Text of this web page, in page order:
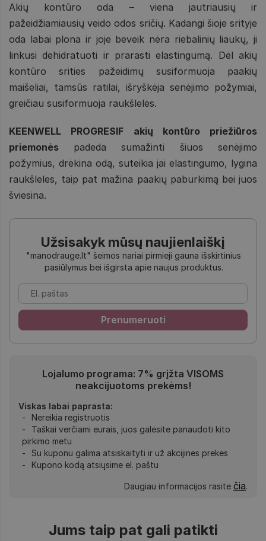
Akių kontūro oda – viena jautriausių ir
pažeidžiamiausių veido odos sričių. Kadangi šioje srityje
oda labai plona ir joje beveik nėra riebalinių liaukų, ji
linkusi dehidratuoti ir prarasti elastingumą. Dėl akių
kontūro srities pažeidimų susiformuoja paakių
maišeliai, tamsūs ratilai, išryškėja senėjimo požymiai,
greičiau susiformuoja raukšlelės.
KEENWELL PROGRESIF akių kontūro priežiūros
priemonės padeda sumažinti šiuos senėjimo
požymius, drėkina odą, suteikia jai elastingumo, lygina
raukšleles, taip pat mažina paakių paburkimą bei juos
šviesina.
Užsisakyk mūsų naujienlaiškį
"manodrauge.lt" šeimos nariai pirmieji gauna išskirtinius
pasiūlymus bei išgirsta apie naujus produktus.
Lojalumo programa: 7% grįžta VISOMS
neakcijuotoms prekėms!
Viskas labai paprasta:
Nereikia registruotis
Taškai verčiami eurais, juos galėsite panaudoti kito
pirkimo metu
Su kuponu galima atsiskaityti ir už akcijines prekes
Kupono kodą atsiųsime el. paštu
Daugiau informacijos rasite čia.
Jums taip pat gali patikti